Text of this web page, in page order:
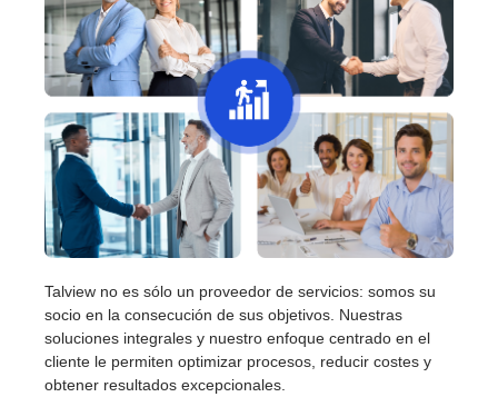
Talview no es sólo un proveedor de servicios: somos su
socio en la consecución de sus objetivos. Nuestras
soluciones integrales y nuestro enfoque centrado en el
cliente le permiten optimizar procesos, reducir costes y
obtener resultados excepcionales.